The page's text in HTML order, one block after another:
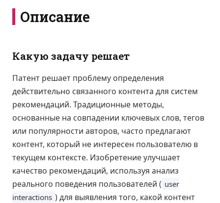
Описание
Какую задачу решает
Патент решает проблему определения
действительно связанного контента для систем
рекомендаций. Традиционные методы,
основанные на совпадении ключевых слов, тегов
или популярности авторов, часто предлагают
контент, который не интересен пользователю в
текущем контексте. Изобретение улучшает
качество рекомендаций, используя анализ
реального поведения пользователей ( user
interactions ) для выявления того, какой контент